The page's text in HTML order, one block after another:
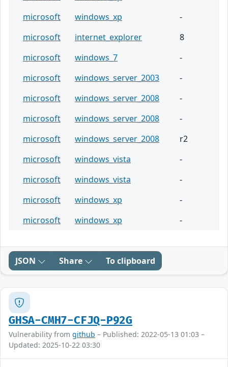
microsoft
windows_xp
-
microsoft
internet_explorer
8
microsoft
windows_7
-
microsoft
windows_server_2003
-
microsoft
windows_server_2008
-
microsoft
windows_server_2008
-
microsoft
windows_server_2008
r2
microsoft
windows_vista
-
microsoft
windows_vista
-
microsoft
windows_xp
-
microsoft
windows_xp -
JSON Share To clipboard
GHSA-CMH7-CFJQ-P92G
Vulnerability from github – Published: 2022-05-13 01:03 –
Updated: 2025-10-22 03:30